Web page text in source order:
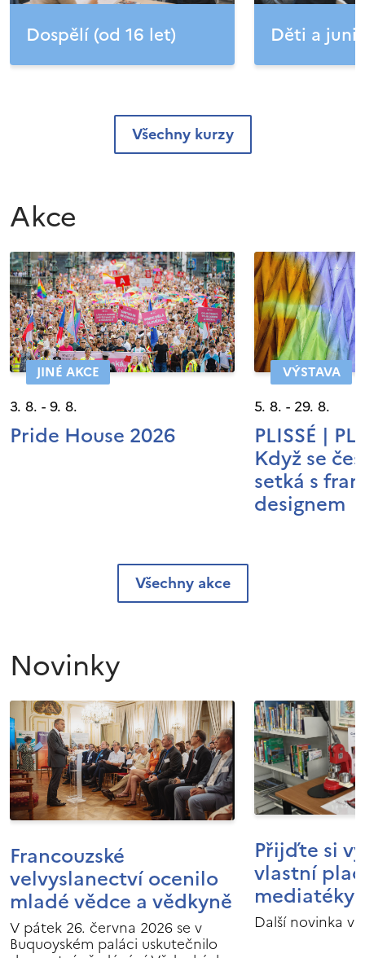
Dospělí (od 16 let) Děti a
Všechny kurzy
Akce
JINÉ AKCE
3. 8. - 9. 8.
Pride House 2026
VÝSTAVA
5. 8. - 29. 8.
PLISSÉ |
Když se
setká s
designem
Všechny akce
Novinky
Francouzské
velvyslanectví ocenilo
mladé vědce a vědkyně
V pátek 26. června 2026 se v
Buquoyském paláci uskutečnilo
Přijďte si
vlastní
mediatéky
Další novinka v